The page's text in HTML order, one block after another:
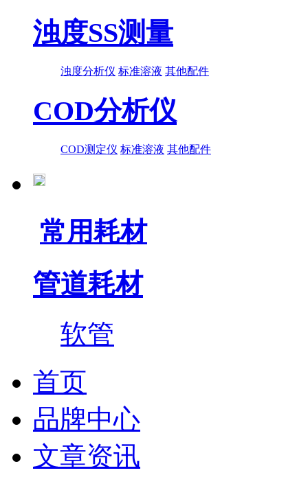
浊度SS测量
浊度分析仪 标准溶液 其他配件
COD分析仪
COD测定仪 标准溶液 其他配件
常用耗材
管道耗材
软管
首页
品牌中心
文章资讯